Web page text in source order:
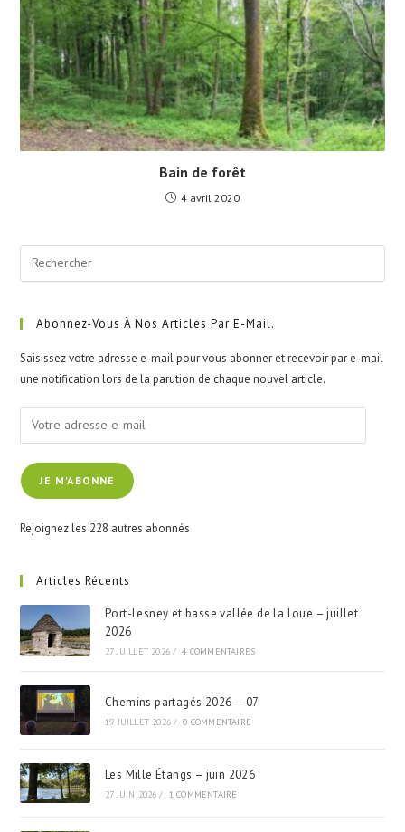
Bain de forêt
4 avril 2020
Abonnez-Vous À Nos Articles Par E-Mail.
Saisissez votre adresse e-mail pour vous abonner et recevoir par e-mail
une notification lors de la parution de chaque nouvel article.
Votre
adresse
e-
mailJE M'ABONNE
Rejoignez les 228 autres abonnés
Articles Récents
Port-Lesney et basse vallée de la Loue – juillet
2026
27 JUILLET 2026 / 4 COMMENTAIRES
Chemins partagés 2026 – 07
19 JUILLET 2026 / 0 COMMENTAIRE
Les Mille Étangs – juin 2026
27 JUIN 2026 / 1 COMMENTAIRE